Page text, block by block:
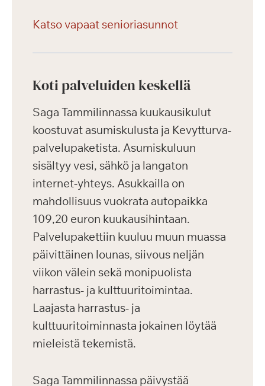
Katso vapaat senioriasunnot
Koti palveluiden keskellä
Saga Tammilinnassa kuukausikulut
koostuvat asumiskulusta ja Kevytturva-
palvelupaketista. Asumiskuluun
sisältyy vesi, sähkö ja langaton
internet-yhteys. Asukkailla on
mahdollisuus vuokrata autopaikka
109,20 euron kuukausihintaan.
Palvelupakettiin kuuluu muun muassa
päivittäinen lounas, siivous neljän
viikon välein sekä monipuolista
harrastus- ja kulttuuritoimintaa.
Laajasta harrastus- ja
kulttuuritoiminnasta jokainen löytää
mieleistä tekemistä.
Saga Tammilinnassa päivystää